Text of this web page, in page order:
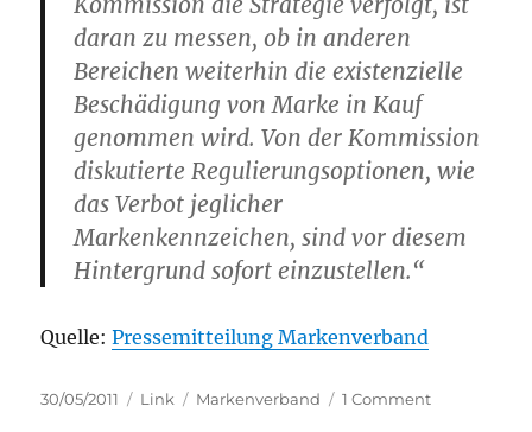
daran zu messen, ob in anderen
Bereichen weiterhin die existenzielle
Beschädigung von Marke in Kauf
genommen wird. Von der Kommission
diskutierte Regulierungsoptionen, wie
das Verbot jeglicher
Markenkennzeichen, sind vor diesem
Hintergrund sofort einzustellen.“
Quelle:Pressemitteilung Markenverband
Posted
30/05/2011 Categories
Link Tags
Markenverband 1 Commenton